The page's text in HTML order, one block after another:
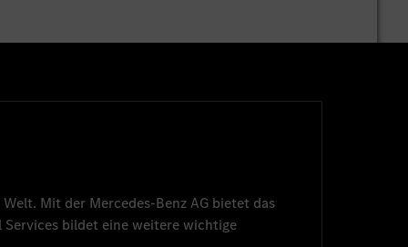
Mit der Mercedes-Benz AG bietet das
Services bildet eine weitere wichtige